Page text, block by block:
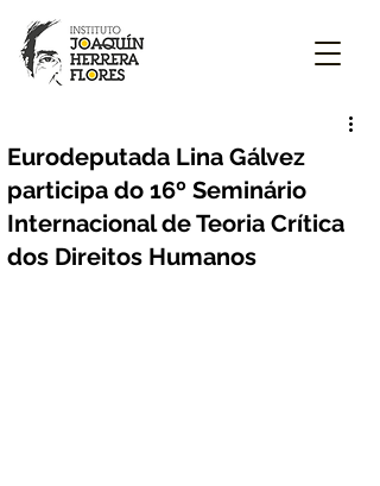
Eurodeputada Lina Gálvez
participa do 16º Seminário
Internacional de Teoria Crítica
dos Direitos Humanos